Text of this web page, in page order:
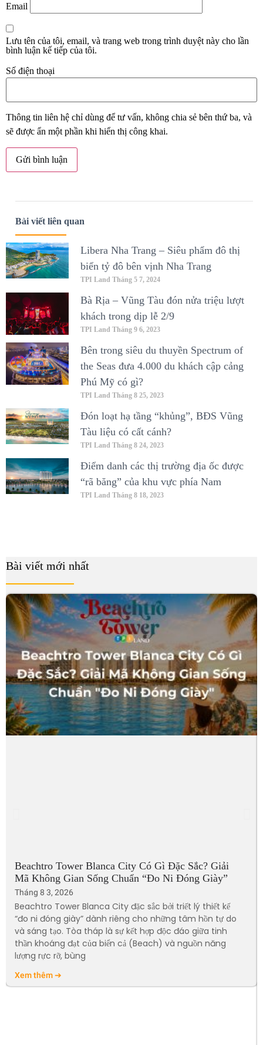
Email
Lưu tên của tôi, email, và trang web trong trình duyệt này cho lần
bình luận kế tiếp của tôi.
Số điện thoại
Thông tin liên hệ chỉ dùng để tư vấn, không chia sẻ bên thứ ba, và
sẽ được ẩn một phần khi hiển thị công khai.
Bài viết liên quan
Libera Nha Trang – Siêu phẩm đô thị
biển tỷ đô bên vịnh Nha Trang
TPI Land Tháng 5 7, 2024
Bà Rịa – Vũng Tàu đón nửa triệu lượt
khách trong dịp lễ 2/9
TPI Land Tháng 9 6, 2023
Bên trong siêu du thuyền Spectrum of
the Seas đưa 4.000 du khách cập cảng
Phú Mỹ có gì?
TPI Land Tháng 8 25, 2023
Đón loạt hạ tầng “khủng”, BĐS Vũng
Tàu liệu có cất cánh?
TPI Land Tháng 8 24, 2023
Điểm danh các thị trường địa ốc được
“rã băng” của khu vực phía Nam
TPI Land Tháng 8 18, 2023
Bài viết mới nhất
Beachtro Tower Blanca City Có Gì Đặc Sắc? Giải
Mã Không Gian Sống Chuẩn “Đo Ni Đóng Giày”
Tháng 8 3, 2026
Beachtro Tower Blanca City đặc sắc bởi triết lý thiết kế
“đo ni đóng giày” dành riêng cho những tâm hồn tự do
và sáng tạo. Tòa tháp là sự kết hợp độc đáo giữa tinh
thần khoáng đạt của biển cả (Beach) và nguồn năng
lượng rực rỡ, bùng
Xem thêm ➔